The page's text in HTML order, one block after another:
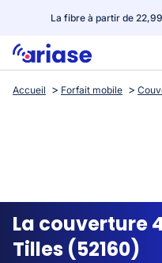
La fibre à partir de
Box internet
Streaming
Accueil Forfait mobile
La couverture
Tilles (52160)